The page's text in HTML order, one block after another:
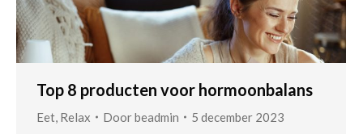
Top 8 producten voor hormoonbalans
Eet, Relax Doorbeadmin 5 december 2023